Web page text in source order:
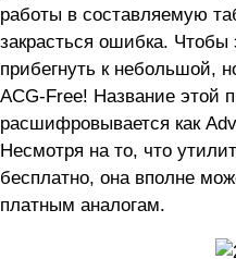
работы в составляемую
закрасться ошибка.
прибегнуть к небольшой,
ACG-Free! Название этой
расшифровывается как
Несмотря на то, что
бесплатно, она вполне
платным аналогам.